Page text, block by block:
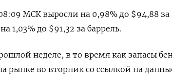
МСК выросли на 0,98% до $94,88 за
1,03% до $91,32 за баррель.
неделе, в то время как запасы
рынке во вторник со ссылкой на